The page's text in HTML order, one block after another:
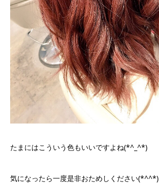
たまにはこういう色もいいですよね(*^_^*)
気になったら一度是非おためしください(*^^*)